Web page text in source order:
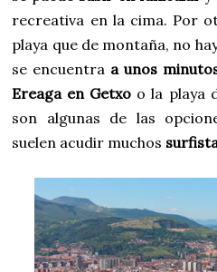
recreativa en la cima. Por
playa que de montaña, no
se encuentra a unos
Ereaga en Getxo o la playa
son algunas de las
suelen acudir muchos